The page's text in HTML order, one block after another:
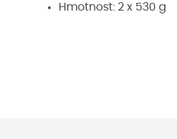
Hmotnost: 2 x 530 g